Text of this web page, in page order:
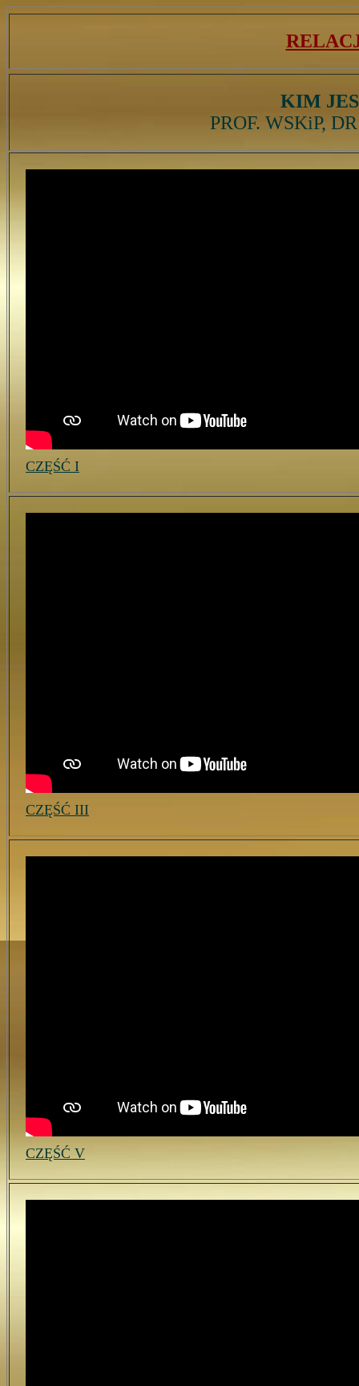
KIM
PROF. WSKiP,
CZĘŚĆ I
CZĘŚĆ III
CZĘŚĆ V